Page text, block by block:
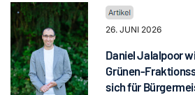
26. JUNI 2026
Daniel Jalalpoor
Grünen-
sich für